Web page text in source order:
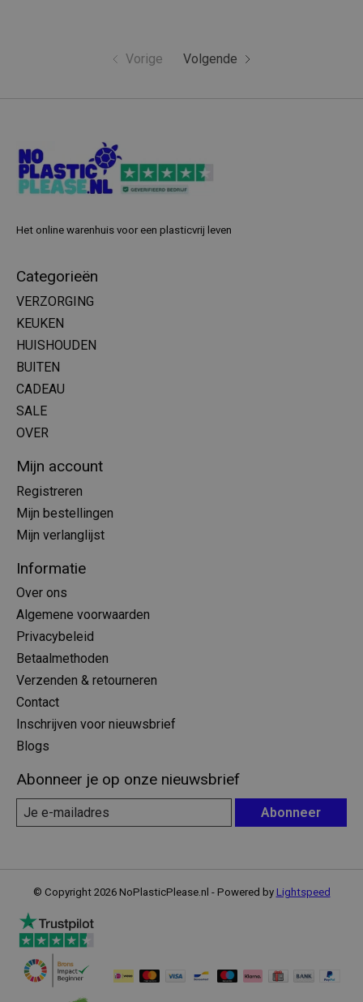
Vorige Volgende
Het online warenhuis voor een plasticvrij leven
Categorieën
VERZORGING
KEUKEN
HUISHOUDEN
BUITEN
CADEAU
SALE
OVER
Mijn account
Registreren
Mijn bestellingen
Mijn verlanglijst
Informatie
Over ons
Algemene voorwaarden
Privacybeleid
Betaalmethoden
Verzenden & retourneren
Contact
Inschrijven voor nieuwsbrief
Blogs
Abonneer je op onze nieuwsbrief
Abonneer
© Copyright 2026 NoPlasticPlease.nl - Powered by Lightspeed